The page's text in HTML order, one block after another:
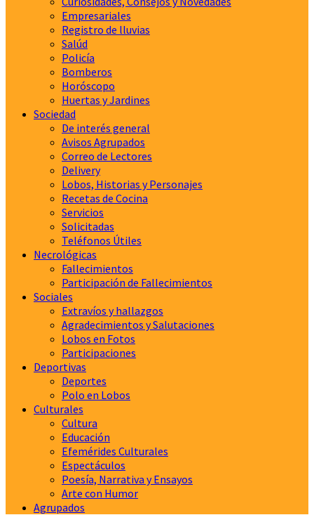
Empresariales
Registro de lluvias
Salúd
Policía
Bomberos
Horóscopo
Huertas y Jardines
Sociedad
De interés general
Avisos Agrupados
Correo de Lectores
Delivery
Lobos, Historias y Personajes
Recetas de Cocina
Servicios
Solicitadas
Teléfonos Útiles
Necrológicas
Fallecimientos
Participación de Fallecimientos
Sociales
Extravíos y hallazgos
Agradecimientos y Salutaciones
Lobos en Fotos
Participaciones
Deportivas
Deportes
Polo en Lobos
Culturales
Cultura
Educación
Efemérides Culturales
Espectáculos
Poesía, Narrativa y Ensayos
Arte con Humor
Agrupados